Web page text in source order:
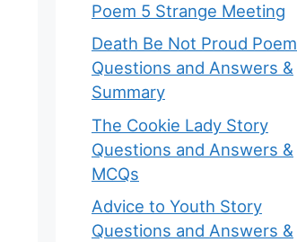
Poem 5 Strange Meeting
Death Be Not Proud Poem
Questions and Answers &
Summary
The Cookie Lady Story
Questions and Answers &
MCQs
Advice to Youth Story
Questions and Answers &